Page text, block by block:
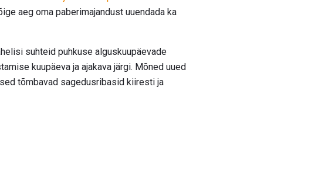
aeg oma paberimajandust uuendada ka
suhteid puhkuse alguskuupäevade
kuupäeva ja ajakava järgi. Mõned uued
tõmbavad sagedusribasid kiiresti ja